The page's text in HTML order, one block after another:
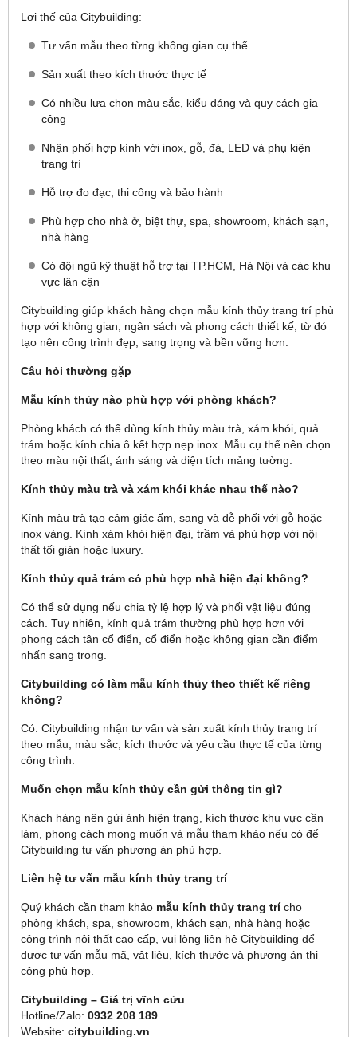
Lợi thế của Citybuilding:
Tư vấn mẫu theo từng không gian cụ thể
Sản xuất theo kích thước thực tế
Có nhiều lựa chọn màu sắc, kiểu dáng và quy cách gia
công
Nhận phối hợp kính với inox, gỗ, đá, LED và phụ kiện
trang trí
Hỗ trợ đo đạc, thi công và bảo hành
Phù hợp cho nhà ở, biệt thự, spa, showroom, khách sạn,
nhà hàng
Có đội ngũ kỹ thuật hỗ trợ tại TP.HCM, Hà Nội và các khu
vực lân cận
Citybuilding giúp khách hàng chọn mẫu kính thủy trang trí phù
hợp với không gian, ngân sách và phong cách thiết kế, từ đó
tạo nên công trình đẹp, sang trọng và bền vững hơn.
Câu hỏi thường gặp
Mẫu kính thủy nào phù hợp với phòng khách?
Phòng khách có thể dùng kính thủy màu trà, xám khói, quả
trám hoặc kính chia ô kết hợp nẹp inox. Mẫu cụ thể nên chọn
theo màu nội thất, ánh sáng và diện tích mảng tường.
Kính thủy màu trà và xám khói khác nhau thế nào?
Kính màu trà tạo cảm giác ấm, sang và dễ phối với gỗ hoặc
inox vàng. Kính xám khói hiện đại, trầm và phù hợp với nội
thất tối giản hoặc luxury.
Kính thủy quả trám có phù hợp nhà hiện đại không?
Có thể sử dụng nếu chia tỷ lệ hợp lý và phối vật liệu đúng
cách. Tuy nhiên, kính quả trám thường phù hợp hơn với
phong cách tân cổ điển, cổ điển hoặc không gian cần điểm
nhấn sang trọng.
Citybuilding có làm mẫu kính thủy theo thiết kế riêng
không?
Có. Citybuilding nhận tư vấn và sản xuất kính thủy trang trí
theo mẫu, màu sắc, kích thước và yêu cầu thực tế của từng
công trình.
Muốn chọn mẫu kính thủy cần gửi thông tin gì?
Khách hàng nên gửi ảnh hiện trạng, kích thước khu vực cần
làm, phong cách mong muốn và mẫu tham khảo nếu có để
Citybuilding tư vấn phương án phù hợp.
Liên hệ tư vấn mẫu kính thủy trang trí
Quý khách cần tham khảo mẫu kính thủy trang trícho
phòng khách, spa, showroom, khách sạn, nhà hàng hoặc
công trình nội thất cao cấp, vui lòng liên hệ Citybuilding để
được tư vấn mẫu mã, vật liệu, kích thước và phương án thi
công phù hợp.
Citybuilding – Giá trị vĩnh cửu
Hotline/Zalo: 0932 208 189
Website: citybuilding.vn